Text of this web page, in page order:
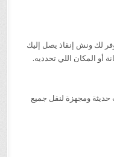
لك ونش إنقاذ يصل إليك
أو المكان اللي تحدديه.
ومجهزة لنقل جميع